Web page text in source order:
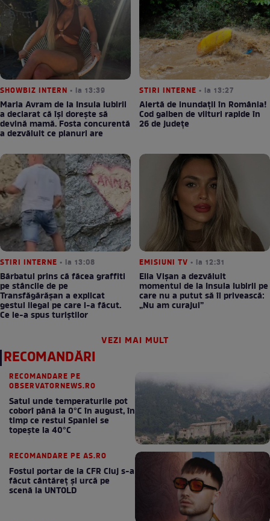
SHOWBIZ INTERN • la 13:39
Maria Avram de la Insula Iubirii
a declarat că își dorește să
devină mamă. Fosta concurentă
a dezvăluit ce planuri are
STIRI INTERNE • la 13:27
Alertă de inundații în România!
Cod galben de viituri rapide în
26 de județe
STIRI INTERNE • la 13:08
Bărbatul prins că făcea graffiti
pe stâncile de pe
Transfăgărășan a explicat
gestul ilegal pe care l-a făcut.
Ce le-a spus turiștilor
EMISIUNI TV • la 12:31
Ella Vișan a dezvăluit
momentul de la Insula Iubirii pe
care nu a putut să îl privească:
„Nu am curajul”
VEZI MAI MULT
RECOMANDĂRI
RECOMANDARE PE
OBSERVATORNEWS.RO
Satul unde temperaturile pot
coborî până la 0°C în august, în
timp ce restul Spaniei se
topește la 40°C
RECOMANDARE PE AS.RO
Fostul portar de la CFR Cluj s-a
făcut cântăreţ şi urcă pe
scenă la UNTOLD